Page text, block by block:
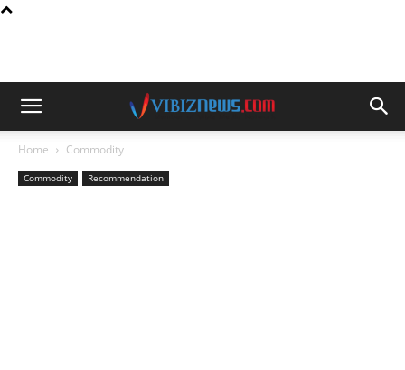
Home Commodity
Commodity Recommendation